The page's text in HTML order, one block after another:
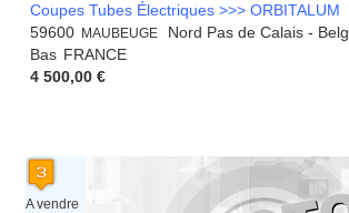
Coupes Tubes Électriques >>> ORBITALUM
59600
MAUBEUGE
Nord Pas de Calais -
Bas FRANCE
4 500,00 €
A vendre